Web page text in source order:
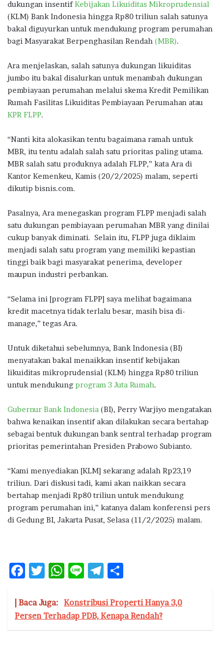
o
o
k
r
A
p
p
ra
m
dukungan insentifKebijakan Likuiditas Mikroprudensial
(KLM) Bank Indonesia hingga Rp80 triliun salah satunya
bakal diguyurkan untuk mendukung program perumahan
bagi Masyarakat Berpenghasilan Rendah (MBR).
Ara menjelaskan, salah satunya dukungan likuiditas
jumbo itu bakal disalurkan untuk menambah dukungan
pembiayaan perumahan melalui skema Kredit Pemilikan
Rumah Fasilitas Likuiditas Pembiayaan Perumahan atau
KPR FLPP.
“Nanti kita alokasikan tentu bagaimana ramah untuk
MBR, itu tentu adalah salah satu prioritas paling utama.
MBR salah satu produknya adalah FLPP,” kata Ara di
Kantor Kemenkeu, Kamis (20/2/2025) malam, seperti
dikutip bisnis.com.
Pasalnya, Ara menegaskan program FLPP menjadi salah
satu dukungan pembiayaan perumahan MBR yang dinilai
cukup banyak diminati. Selain itu, FLPP juga diklaim
menjadi salah satu program yang memiliki kepastian
tinggi baik bagi masyarakat penerima, developer
maupun industri perbankan.
“Selama ini [program FLPP] saya melihat bagaimana
kredit macetnya tidak terlalu besar, masih bisa di-
manage,” tegas Ara.
Untuk diketahui sebelumnya, Bank Indonesia (BI)
menyatakan bakal menaikkan insentif kebijakan
likuiditas mikroprudensial (KLM) hingga Rp80 triliun
untuk mendukung program 3 Juta Rumah.
Gubernur Bank Indonesia (BI), Perry Warjiyo mengatakan
bahwa kenaikan insentif akan dilakukan secara bertahap
sebagai bentuk dukungan bank sentral terhadap program
prioritas pemerintahan Presiden Prabowo Subianto.
“Kami menyediakan [KLM] sekarang adalah Rp23,19
triliun. Dari diskusi tadi, kami akan naikkan secara
bertahap menjadi Rp80 triliun untuk mendukung
program perumahan ini,” katanya dalam konferensi pers
di Gedung BI, Jakarta Pusat, Selasa (11/2/2025) malam.
F
e
b
o
T
it
te
r
W
at
s
A
Li
e
T
e
g
ra
ar
e
| Baca Juga: Konstribusi Properti Hanya 3,0
Persen Terhadap PDB, Kenapa Rendah?